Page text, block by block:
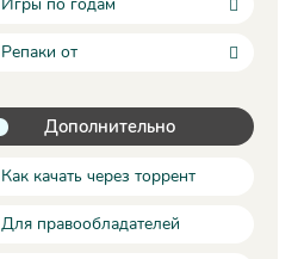
Репаки от
Дополнительно
Как качать через торрент
Для правообладателей